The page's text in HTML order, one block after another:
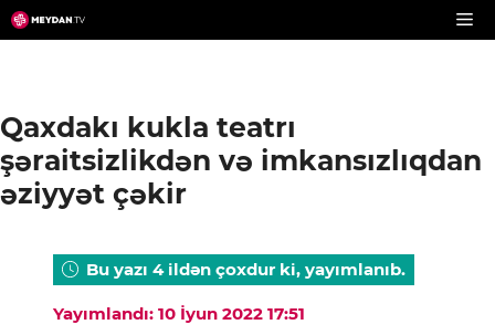
Skip
to
Qaxdakı kukla teatrı
şəraitsizlikdən və imkansızlıqdan
əziyyət çəkir
Bu yazı 4 ildən çoxdur ki, yayımlanıb.
Yayımlandı: 10 İyun 2022 17:51